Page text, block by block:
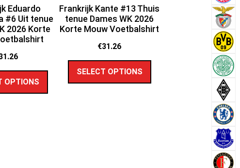
Eduardo
#6 Uit tenue
2026 Korte
OPTIONS
Frankrijk Kante #13 Thuis
tenue Dames WK 2026
Korte Mouw Voetbalshirt
€31.26
SELECT OPTIONS